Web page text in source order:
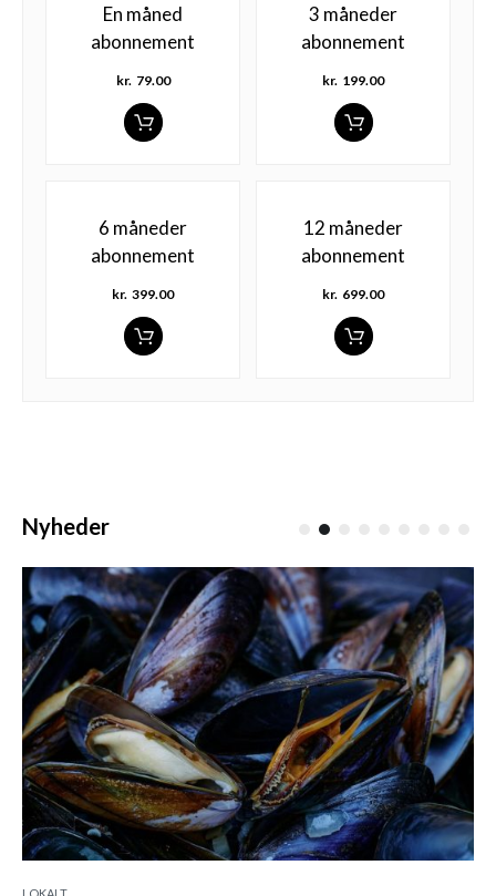
En måned
abonnement
kr. 79.00
3 måneder
abonnement
kr. 199.00
6 måneder
abonnement
kr. 399.00
12 måneder
abonnement
kr. 699.00
Nyheder